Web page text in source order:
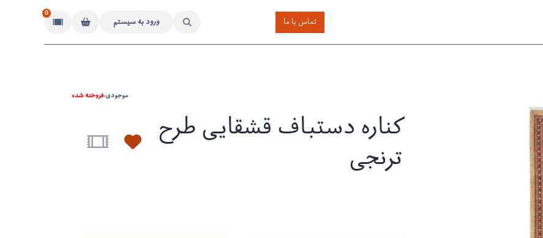
تماس با ما ورود به سیستم
0
موجودی:فروخته شده
کناره دستباف قشقایی طرح
ترنجی